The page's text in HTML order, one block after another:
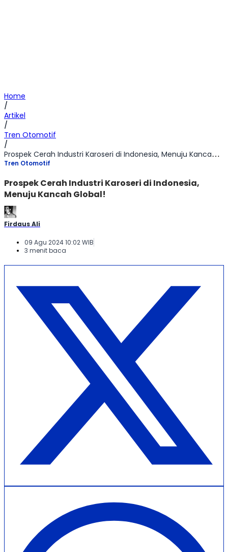
Home
/
Artikel
/
Tren Otomotif
/
Prospek Cerah Industri Karoseri di Indonesia, Menuju Kancah Global!
Tren Otomotif
Prospek Cerah Industri Karoseri di Indonesia,
Menuju Kancah Global!
Firdaus Ali
09 Agu 2024 10:02 WIB
3 menit baca